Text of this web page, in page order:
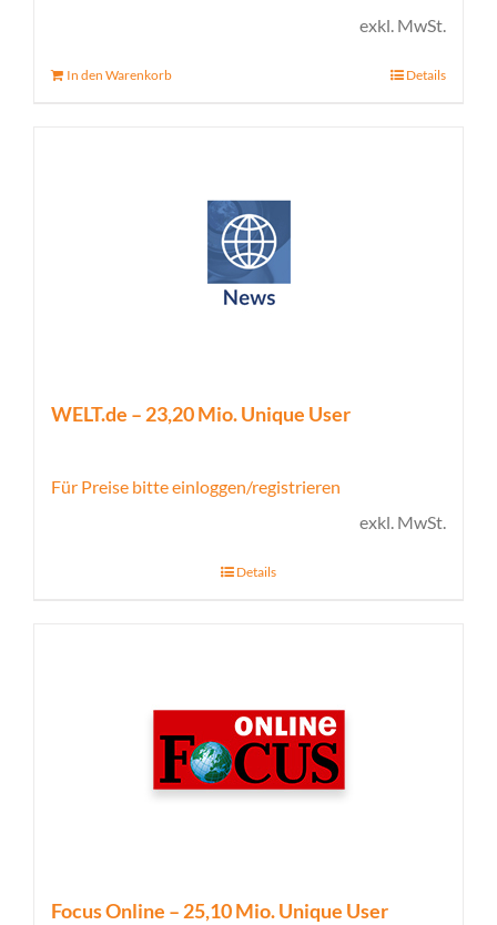
exkl. MwSt.
In den Warenkorb Details
WELT.de – 23,20 Mio. Unique User
Für Preise bitte einloggen/registrieren
exkl. MwSt.
Details
Focus Online – 25,10 Mio. Unique User